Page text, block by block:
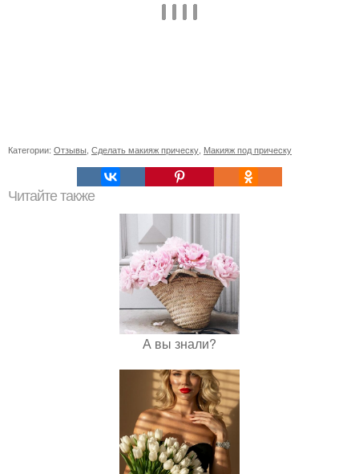
Категории: Отзывы Сделать макияж прическу Макияж под прическу
Читайте также
А вы знали?